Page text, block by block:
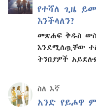
የተሻለ ጊዜ
እንችላለን?
መጽሐፍ ቅዱስ
እንደሚሰጧቸው
ትንበያዎች
ስለ እኛ
አንድ የይሖዋ